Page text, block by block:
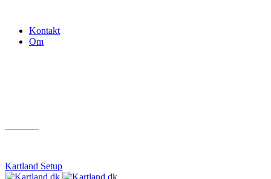
Kontakt
Om
Kartland Setup